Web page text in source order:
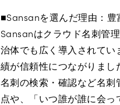
■Sansanを選んだ理由：
Sansanはクラウド名刺管
治体でも広く導入されてい
績が信頼性につながりまし
名刺の検索・確認など名
点や、「いつ誰が誰に会